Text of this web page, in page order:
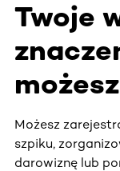
Twoje
Możesz
szpiku,
darowiznę lub